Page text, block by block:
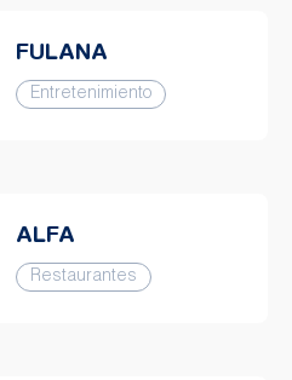
FULANA
Entretenimiento
ALFA
Restaurantes